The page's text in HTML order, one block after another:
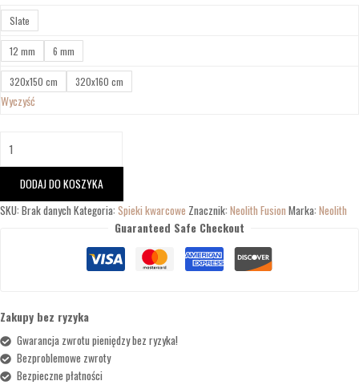
Slate
12 mm 6 mm
320x150 cm 320x160 cm
Wyczyść
DODAJ DO KOSZYKA
SKU: Brak danych Kategoria: Spieki kwarcowe Znacznik: Neolith Fusion Marka: Neolith
Guaranteed Safe Checkout
Zakupy bez ryzyka
Gwarancja zwrotu pieniędzy bez ryzyka!
Bezproblemowe zwroty
Bezpieczne płatności